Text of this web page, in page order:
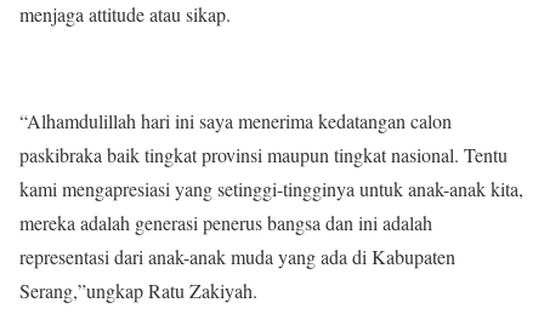
menjaga attitude atau sikap.
“Alhamdulillah hari ini saya menerima kedatangan calon
paskibraka baik tingkat provinsi maupun tingkat nasional. Tentu
kami mengapresiasi yang setinggi-tingginya untuk anak-anak kita,
mereka adalah generasi penerus bangsa dan ini adalah
representasi dari anak-anak muda yang ada di Kabupaten
Serang,”ungkap Ratu Zakiyah.